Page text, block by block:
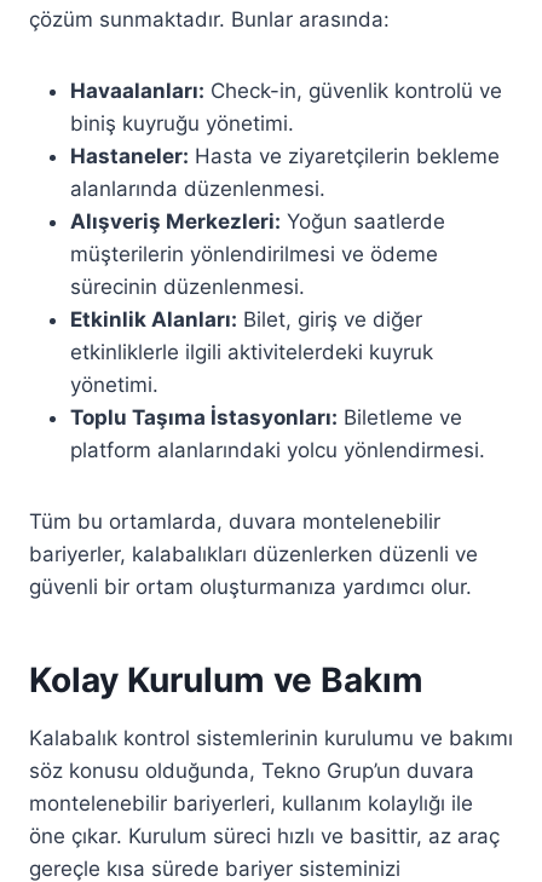
çözüm sunmaktadır. Bunlar arasında:
Havaalanları: Check-in, güvenlik kontrolü ve
biniş kuyruğu yönetimi.
Hastaneler: Hasta ve ziyaretçilerin bekleme
alanlarında düzenlenmesi.
Alışveriş Merkezleri: Yoğun saatlerde
müşterilerin yönlendirilmesi ve ödeme
sürecinin düzenlenmesi.
Etkinlik Alanları: Bilet, giriş ve diğer
etkinliklerle ilgili aktivitelerdeki kuyruk
yönetimi.
Toplu Taşıma İstasyonları: Biletleme ve
platform alanlarındaki yolcu yönlendirmesi.
Tüm bu ortamlarda, duvara montelenebilir
bariyerler, kalabalıkları düzenlerken düzenli ve
güvenli bir ortam oluşturmanıza yardımcı olur.
Kolay Kurulum ve Bakım
Kalabalık kontrol sistemlerinin kurulumu ve bakımı
söz konusu olduğunda, Tekno Grup’un duvara
montelenebilir bariyerleri, kullanım kolaylığı ile
öne çıkar. Kurulum süreci hızlı ve basittir, az araç
gereçle kısa sürede bariyer sisteminizi